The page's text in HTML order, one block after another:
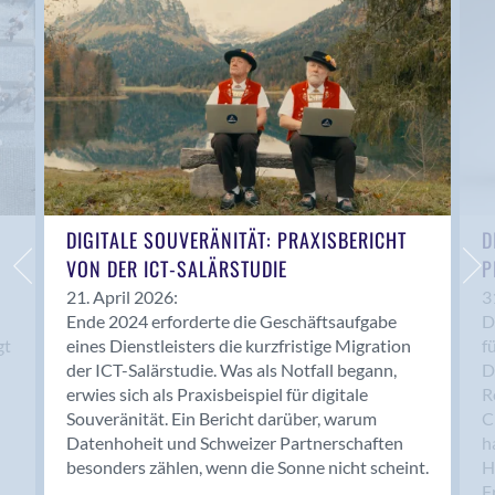
Anwil
Appenzell
Au SG
Baar
Baden
Balsthal
Balzers
Basel
Bassersdorf
Belp
Bendern
Benken (SG)
Bergdietikon
Berlin
Bern
Bern - Liebefeld
DIGITALE SOUVERÄNITÄT: PRAXISBERICHT
VON DER ICT-SALÄRSTUDIE
21. April 2026:
Ende 2024 erforderte die Geschäftsaufgabe
eines Dienstleisters die kurzfristige Migration
der ICT-Salärstudie. Was als Notfall begann,
erwies sich als Praxisbeispiel für digitale
Souveränität. Ein Bericht darüber, warum
Datenhoheit und Schweizer Partnerschaften
besonders zählen, wenn die Sonne nicht scheint.